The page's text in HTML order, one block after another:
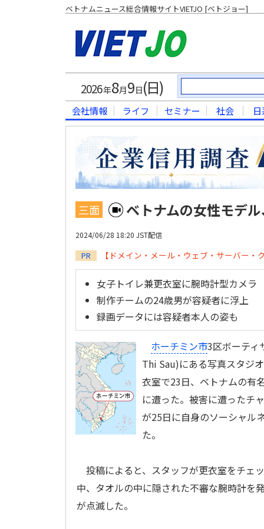
ベトナムニュース総合情報サイトVIETJO [ベトジョー]
2026年8月9 日(日)
会社情報 ライフ セミナー 社会
三面 ベトナムの女性モデ
2024/06/28 18:20 JST配信
PR 【ドメイン・メール・ウェブ・サーバー
女子トイレ兼更衣室に腕時計型カメラ
制作チームの24歳男が容疑者に浮上
録画データには容疑者本人の姿も
ホーチミン市3区ボーティ
Thi Sau)にある写真スタジ
衣室で23日、ベトナムの有
に遭った。被害に遭ったチ
が25日に自身のソーシャル
た。
投稿によると、スタッフが更衣室をチェ
中、タオルの中に隠された不審な腕時計を
が点滅した。